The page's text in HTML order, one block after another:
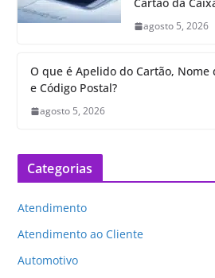
agosto 5, 2026
O que é Apelido do Cartão, Nome
e Código Postal?
agosto 5, 2026
Categorias
Atendimento
Atendimento ao Cliente
Automotivo